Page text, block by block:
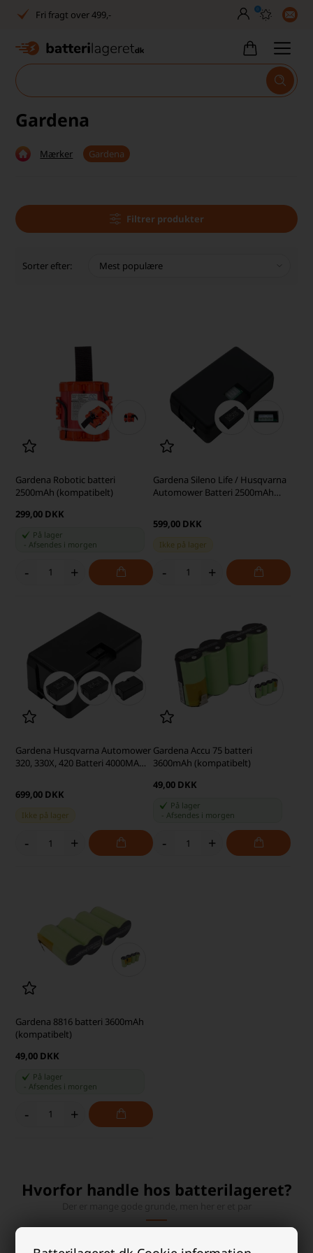
Fri fragt over 499,-
Dansk lager
Dag-til-dag levering
0
Gardena
Mærker Gardena
Filtrer produkter
Sorter efter:
Gardena Robotic batteri
2500mAh (kompatibelt)
299,00 DKK
På lager
Afsendes i morgen
- +
Gardena Sileno Life / Husqvarna
Automower Batteri 2500mAh
599,00 DKK
Ikke på lager
- +
Gardena Husqvarna Automower
320, 330X, 420 Batteri 4000MAH
699,00 DKK
Ikke på lager
- +
Gardena Accu 75 batteri
3600mAh (kompatibelt)
49,00 DKK
På lager
Afsendes i morgen
- +
Gardena 8816 batteri 3600mAh
(kompatibelt)
49,00 DKK
På lager
Afsendes i morgen
- +
Hvorfor handle hos batterilageret?